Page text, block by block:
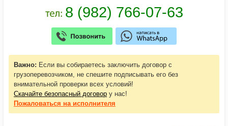
Важно: Если вы собираетесь заключить договор с
грузоперевозчиком, не спешите подписывать его без
внимательной проверки всех условий!
Скачайте безопасный договор у нас!
Пожаловаться на исполнителя